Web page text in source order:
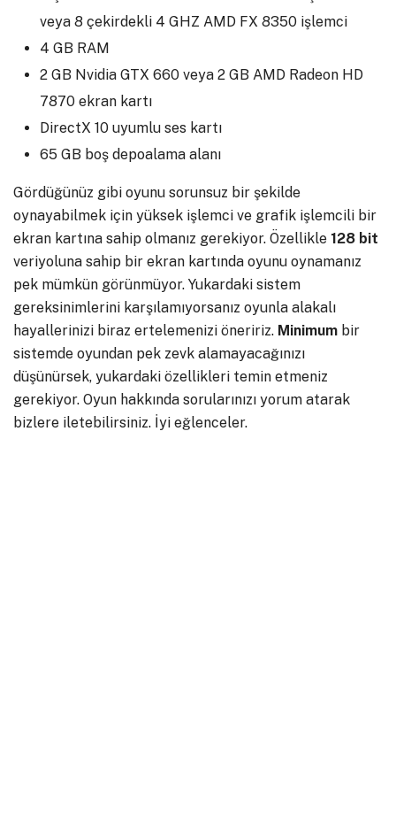
veya 8 çekirdekli 4 GHZ AMD FX 8350 işlemci
4 GB RAM
2 GB Nvidia GTX 660 veya 2 GB AMD Radeon HD
7870 ekran kartı
DirectX 10 uyumlu ses kartı
65 GB boş depoalama alanı
Gördüğünüz gibi oyunu sorunsuz bir şekilde
oynayabilmek için yüksek işlemci ve grafik işlemcili bir
ekran kartına sahip olmanız gerekiyor. Özellikle 128 bit
veriyoluna sahip bir ekran kartında oyunu oynamanız
pek mümkün görünmüyor. Yukardaki sistem
gereksinimlerini karşılamıyorsanız oyunla alakalı
hayallerinizi biraz ertelemenizi öneririz. Minimum bir
sistemde oyundan pek zevk alamayacağınızı
düşünürsek, yukardaki özellikleri temin etmeniz
gerekiyor. Oyun hakkında sorularınızı yorum atarak
bizlere iletebilirsiniz. İyi eğlenceler.